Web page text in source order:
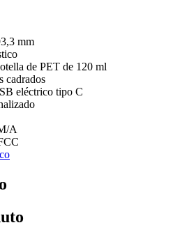
mm
de PET de 120 ml
cadrados
eléctrico tipo C
A